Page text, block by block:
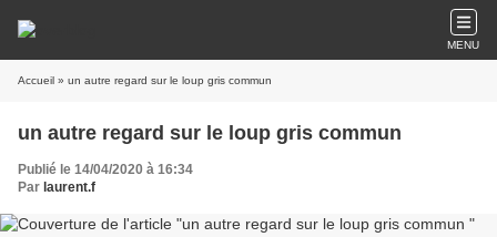
MENU
Accueil » un autre regard sur le loup gris commun
un autre regard sur le loup gris commun
Publié le 14/04/2020 à 16:34
Par laurent.f